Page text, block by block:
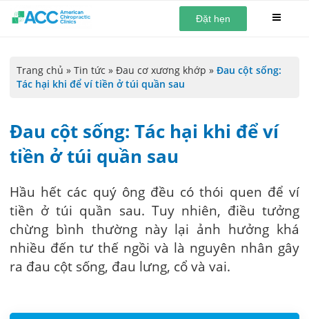
Đặt hẹn
Trang chủ » Tin tức » Đau cơ xương khớp » Đau cột sống:
Tác hại khi để ví tiền ở túi quần sau
Đau cột sống: Tác hại khi để ví
tiền ở túi quần sau
Hầu hết các quý ông đều có thói quen để ví
tiền ở túi quần sau. Tuy nhiên, điều tưởng
chừng bình thường này lại ảnh hưởng khá
nhiều đến tư thế ngồi và là nguyên nhân gây
ra đau cột sống, đau lưng, cổ và vai.